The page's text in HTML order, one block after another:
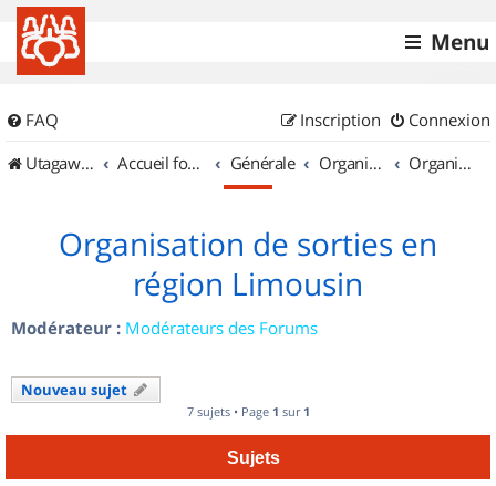
Menu
FAQ Connexion
Inscription
UtagawaVTT (Randos VTT et VTTAE avec traces GPS)
Accueil forum Générale Organisation de sorties & Recherche de partenaires Organisation de sorties en région Limousin
Organisation de sorties en
région Limousin
Modérateur : Modérateurs des Forums
Nouveau sujet
7 sujets • Page 1 sur 1
Sujets